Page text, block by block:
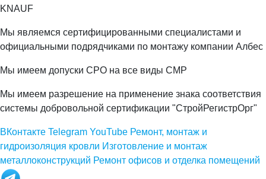
KNAUF
Мы являемся сертифицированными специалистами и
официальными подрядчиками по монтажу компании Албес
Мы имеем допуски СРО на все виды СМР
Мы имеем разрешение на применение знака соответствия
системы добровольной сертификации "СтройРегистрОрг"
ВКонтакте Telegram YouTube Ремонт, монтаж и
гидроизоляция кровли Изготовление и монтаж
металлоконструкций Ремонт офисов и отделка помещений